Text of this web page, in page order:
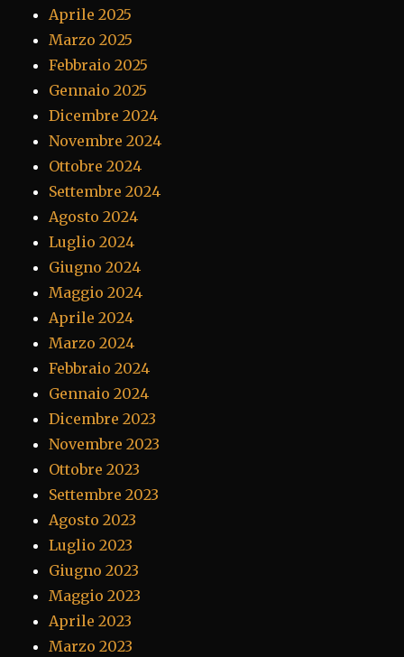
Aprile 2025
Marzo 2025
Febbraio 2025
Gennaio 2025
Dicembre 2024
Novembre 2024
Ottobre 2024
Settembre 2024
Agosto 2024
Luglio 2024
Giugno 2024
Maggio 2024
Aprile 2024
Marzo 2024
Febbraio 2024
Gennaio 2024
Dicembre 2023
Novembre 2023
Ottobre 2023
Settembre 2023
Agosto 2023
Luglio 2023
Giugno 2023
Maggio 2023
Aprile 2023
Marzo 2023